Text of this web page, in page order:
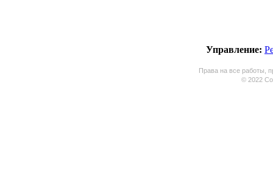
Управление:
Права на все работы,
© 2022